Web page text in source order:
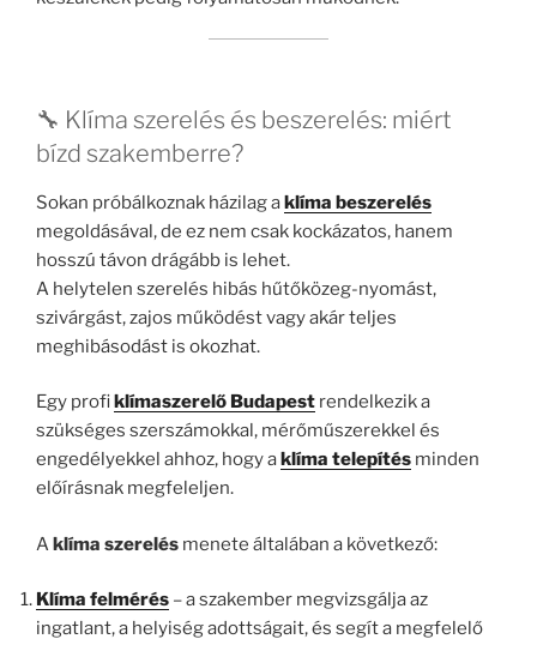
🔧 Klíma szerelés és beszerelés: miért
bízd szakemberre?
Sokan próbálkoznak házilag aklíma beszerelés
megoldásával, de ez nem csak kockázatos, hanem
hosszú távon drágább is lehet.
A helytelen szerelés hibás hűtőközeg-nyomást,
szivárgást, zajos működést vagy akár teljes
meghibásodást is okozhat.
Egy profi klímaszerelő Budapest rendelkezik a
szükséges szerszámokkal, mérőműszerekkel és
engedélyekkel ahhoz, hogy a klíma telepítés minden
előírásnak megfeleljen.
Aklíma szerelés menete általában a következő:
Klíma felmérés – a szakember megvizsgálja az
ingatlant, a helyiség adottságait, és segít a megfelelő